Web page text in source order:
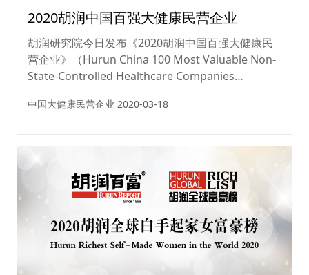
2020胡润中国百强大健康民营企业
胡润研究院今日发布《2020胡润中国百强大健康民
营企业》（Hurun China 100 Most Valuable Non-
State-Controlled Healthcare Companies
中国大健康民营企业 2020-03-18